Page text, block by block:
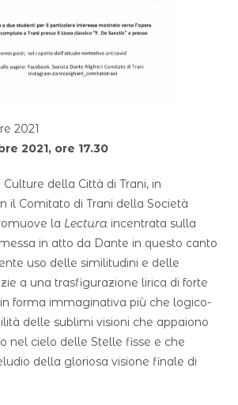
2021
2021, ore 17.30
Culture della Città di Trani, in
il Comitato di Trani della Società
la Lectura incentrata sulla
in atto da Dante in questo canto
uso delle similitudini e delle
a una trasfigurazione lirica di forte
forma immaginativa più che logico-
delle sublimi visioni che appaiono
nel cielo delle Stelle fisse e che
della gloriosa visione finale di